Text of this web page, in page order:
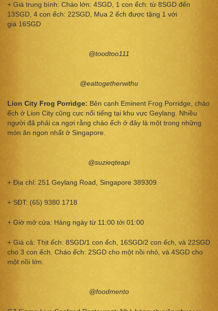
+ Giá trung bình: Cháo lớn: 4SGD, 1 con ếch: từ 8SGD đến
13SGD, 4 con ếch: 22SGD, Mua 2 ếch được tặng 1 với
giá 16SGD
@toodtoo111
@eattogetherwithu
Lion City Frog Porridge: Bên cạnh Eminent Frog Porridge, cháo
ếch ở Lion City cũng cực nổi tiếng tại khu vực Geylang. Nhiều
người đã phải ca ngợi rằng cháo ếch ở đây là một trong những
món ăn ngon nhất ở Singapore.
@suzieqteapi
+ Địa chỉ: 251 Geylang Road, Singapore 389309
+ SĐT: (65) 9380 1718
+ Giờ mở cửa: Hàng ngày từ 11:00 tới 01:00
+ Giá cả: Thịt ếch: 8SGD/1 con ếch, 16SGD/2 con ếch, và 22SGD
cho 3 con ếch. Cháo ếch: 2SGD cho một nồi nhỏ, và 4SGD cho
một nồi lớn.
@foodmento